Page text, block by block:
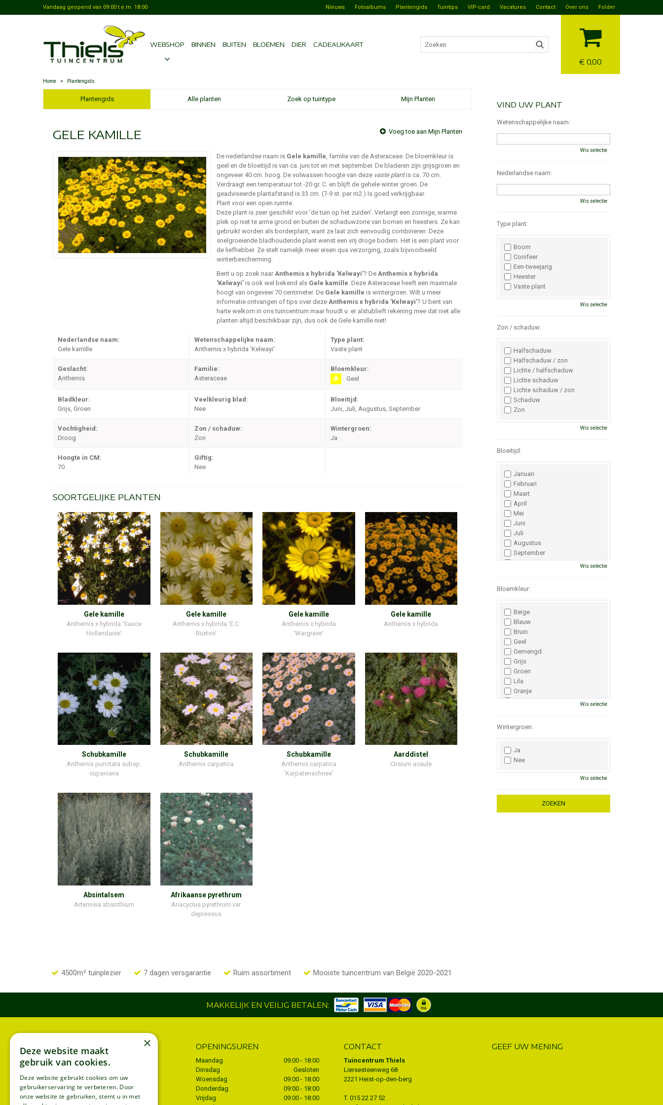
Home > Plantengids
Vandaag geopend van 09:00 t.e.m. 18:00
€ 0,00
Nieuws Fotoalbums Plantengids Tuintips VIP-card Vacatures Contact Over ons Folder
WEBSHOP BINNEN BUITEN BLOEMEN DIER CADEAUKAART
Plantengids Alle planten Zoek op tuintype Mijn Planten
GELE KAMILLE Voeg toe aan Mijn Planten
De nederlandse naam is Gele kamille, familie van de Asteraceae. De bloemkleur is
geel en de bloeitijd is van ca. juni tot en met september. De bladeren zijn grijsgroen en
ongeveer 40 cm. hoog. De volwassen hoogte van deze vaste plantis ca. 70 cm.
Verdraagt een temperatuur tot -20 gr. C. en blijft de gehele winter groen. De
geadviseerde plantafstand is 33 cm. (7-9 st. per m2.) Is goed verkrijgbaar.
Plant voor een open ruimte.
Deze plant is zeer geschikt voor 'de tuin op het zuiden'. Verlangt een zonnige, warme
plek op niet te arme grond en buiten de schaduwzone van bomen en heesters. Ze kan
gebruikt worden als borderplant, want ze laat zich eenvoudig combineren. Deze
snelgroeiende bladhoudende plant wenst een vrij droge bodem. Het is een plant voor
de liefhebber. Ze stelt namelijk meer eisen qua verzorging, zoals bijvoorbeeld
winterbescherming.
Bent u op zoek naar Anthemis x hybrida 'Kelwayi'? De Anthemis x hybrida
'Kelwayi' is ook wel bekend als Gele kamille. Deze Asteraceae heeft een maximale
hoogt van ongeveer 70 centimeter. De Gele kamille is wintergroen. Wilt u meer
informatie ontvangen of tips over deze Anthemis x hybrida 'Kelwayi'? U bent van
harte welkom in ons tuincentrum maar houdt u er alstublieft rekening mee dat niet alle
planten altijd beschikbaar zijn, dus ook de Gele kamille niet!
Nederlandse naam:
Gele kamille
Wetenschappelijke naam:
Anthemis x hybrida 'Kelwayi'
Type plant:
Vaste plant
Geslacht:
Anthemis
Familie:
Asteraceae
Bloemkleur:
Geel
Bladkleur:
Grijs, Groen
Veelkleurig blad:
Nee
Bloeitijd:
Juni, Juli, Augustus, September
Vochtigheid:
Droog
Zon / schaduw:
Zon
Wintergroen:
Ja
Hoogte in CM:
70
Giftig:
Nee
SOORTGELIJKE PLANTEN
Gele kamille
Anthemis x hybrida 'Sauce
Hollandaise'
Gele kamille
Anthemis x hybrida 'E.C.
Buxton'
Gele kamille
Anthemis x hybrida
'Wargrave'
Gele kamille
Anthemis x hybrida
Schubkamille
Anthemis punctata subsp.
cupaniana
Schubkamille
Anthemis carpatica
Schubkamille
Anthemis carpatica
'Karpatenschnee'
Aarddistel
Cirsium acaule
Absintalsem
Artemisia absinthium
Afrikaanse pyrethrum
Anacyclus pyrethrum var.
depressus
4500m² tuinplezier 7 dagen versgarantie Ruim assortiment Mooiste tuincentrum van België 2020-2021
VIND UW PLANT
Wetenschappelijke naam:
Wis selectie
Nederlandse naam:
Wis selectie
Type plant:
Boom
Conifeer
Een-tweejarig
Heester
Vaste plant
Wis selectie
Zon / schaduw:
Halfschaduw
Halfschaduw / zon
Lichte / halfschaduw
Lichte schaduw
Lichte schaduw / zon
Schaduw
Zon
Wis selectie
Bloeitijd:
Januari
Februari
Maart
April
Mei
Juni
Juli
Augustus
September
Oktober
Wis selectie
Bloemkleur:
Beige
Blauw
Bruin
Geel
Gemengd
Grijs
Groen
Lila
Oranje
Paars
Wit
Zwart
Wis selectie
Wintergroen:
Ja
Nee
Wis selectie
MAKKELIJK EN VEILIG BETALEN:
INFORMATIE
Algemene voorwaarden
Privacy policy
Disclaimer
Bezorgen
OPENINGSUREN
Maandag
09:00 - 18:00
Dinsdag
Gesloten
Woensdag
09:00 - 18:00
Donderdag
09:00 - 18:00
Vrijdag
09:00 - 18:00
CONTACT
Tuincentrum Thiels
Liersesteenweg 68
2221 Heist-op-den-berg
T. 015 22 27 52
GEEF UW MENING
×
Deze website maakt
gebruik van cookies.
Deze website gebruikt cookies om uw
gebruikerservaring te verbeteren. Door
onze website te gebruiken, stemt u in met